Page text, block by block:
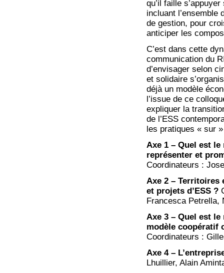
qu’il faille
incluant
de gestion, pour
anticiper les
C’est dans cette
communication du
d’envisager selon
et solidaire
déjà un modèle
l’issue de ce
expliquer la
de l’ESS
les pratiques « sur
Axe 1 – Quel est
représenter et
Coordinateurs :
Axe 2 – Territoires
et projets d’ESS ?
Francesca Petrella,
Axe 3 – Quel est
modèle coopératif
Coordinateurs :
Axe 4 –
Lhuillier, Alain